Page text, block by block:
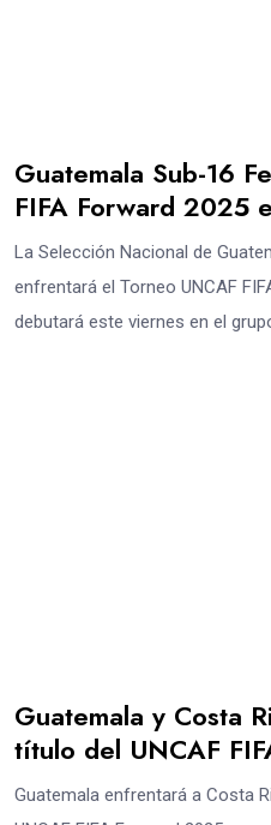
Guatemala Sub-16
FIFA Forward 2025
La Selección Nacional de
enfrentará el Torneo UNCAF
debutará este viernes en el
Guatemala y Costa
título del UNCAF
Guatemala enfrentará a Costa